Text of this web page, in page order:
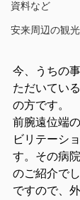
資料など
安来周辺の観光
今、うちの
ただいてい
の方です。
前腕遠位端
ビリテーシ
す。その病
のご紹介でし
ですので、